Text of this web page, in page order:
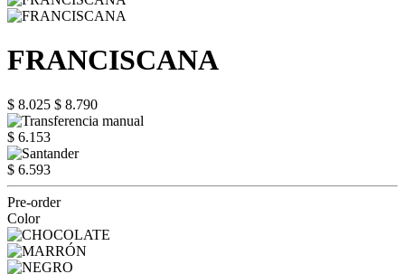
FRANCISCANA
$ 8.025 $ 8.790
$ 6.153
$ 6.593
Pre-order
Color